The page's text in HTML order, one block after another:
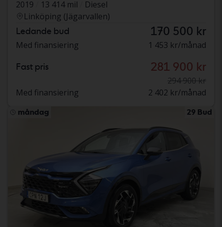
2019
13 414 mil
Diesel
Linköping (Jägarvallen)
Ledande bud 170 500 kr
Med finansiering 1 453 kr/månad
Fast pris 281 900 kr
294 900 kr
Med finansiering
2 402 kr/månad
måndag 29 Bud